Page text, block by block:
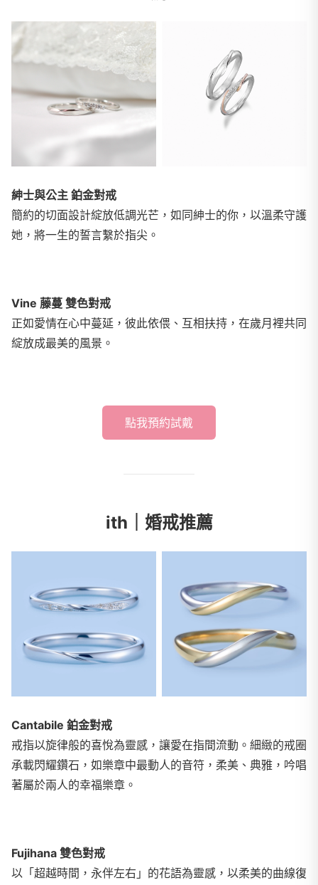
紳士與公主 鉑金對戒
簡約的切面設計綻放低調光芒，如同紳士的你，以溫柔守護
她，將一生的誓言繫於指尖。
Vine 藤蔓 雙色對戒
正如愛情在心中蔓延，彼此依偎、互相扶持，在歲月裡共同
綻放成最美的風景。
點我預約試戴
ith｜婚戒推薦
Cantabile 鉑金對戒
戒指以旋律般的喜悅為靈感，讓愛在指間流動。細緻的戒圈
承載閃耀鑽石，如樂章中最動人的音符，柔美、典雅，吟唱
著屬於兩人的幸福樂章。
Fujihana 雙色對戒
以「超越時間，永伴左右」的花語為靈感，以柔美的曲線復